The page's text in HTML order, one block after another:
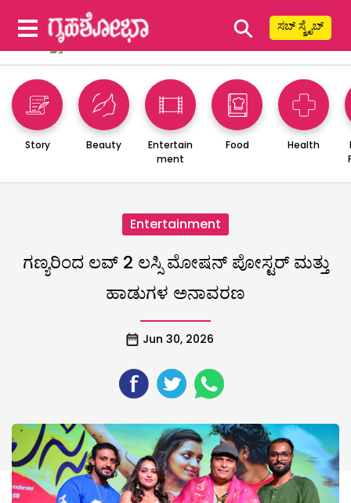
⚲ ಸಬ್ ಸ್ಕ್ರೈಬ್
Story Beauty
Entertain
ment
Food Health
Entertainment
ಗಣ್ಯರಿಂದ ಲವ್ 2 ಲಸ್ಸಿ ಮೋಷನ್ ಪೋಸ್ಟರ್ ಮತ್ತು
ಹಾಡುಗಳ ಅನಾವರಣ
Jun 30, 2026